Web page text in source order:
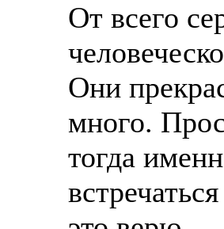
От всего
Они
много.
тогда